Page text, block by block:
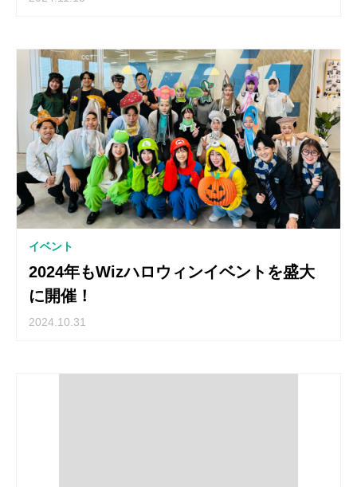
イベント
2024年もWizハロウィンイベントを盛大
に開催！
2024.10.31